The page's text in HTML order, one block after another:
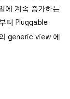
에 계속 증가하는
터 Pluggable
generic view 에